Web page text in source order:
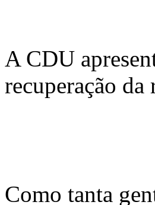
A CDU
recuperação da
Como tanta